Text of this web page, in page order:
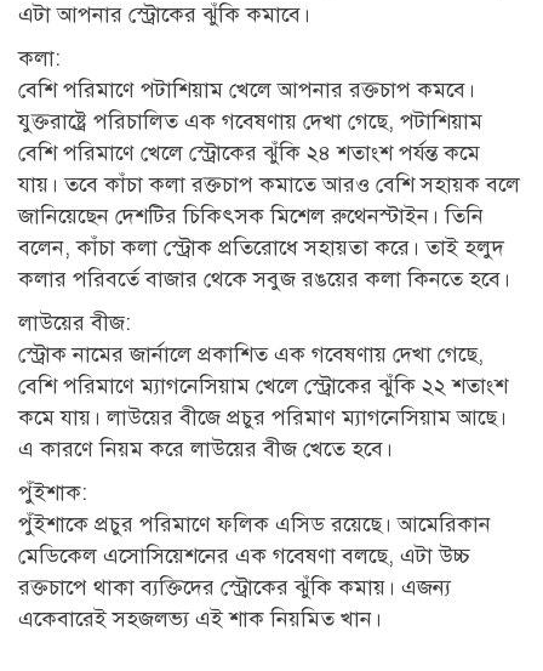
এটা আপনার স্ট্রোকের ঝুঁকি কমাবে।
কলা:
বেশি পরিমাণে পটাশিয়াম খেলে আপনার রক্তচাপ কমবে।
যুক্তরাষ্ট্রে পরিচালিত এক গবেষণায় দেখা গেছে, পটাশিয়াম
বেশি পরিমাণে খেলে স্ট্রোকের ঝুঁকি ২৪ শতাংশ পর্যন্ত কমে
যায়। তবে কাঁচা কলা রক্তচাপ কমাতে আরও বেশি সহায়ক বলে
জানিয়েছেন দেশটির চিকিৎসক মিশেল রুথেনস্টাইন। তিনি
বলেন, কাঁচা কলা স্ট্রোক প্রতিরোধে সহায়তা করে। তাই হলুদ
কলার পরিবর্তে বাজার থেকে সবুজ রঙয়ের কলা কিনতে হবে।
লাউয়ের বীজ:
স্ট্রোক নামের জার্নালে প্রকাশিত এক গবেষণায় দেখা গেছে,
বেশি পরিমাণে ম্যাগনেসিয়াম খেলে স্ট্রোকের ঝুঁকি ২২ শতাংশ
কমে যায়। লাউয়ের বীজে প্রচুর পরিমাণ ম্যাগনেসিয়াম আছে।
এ কারণে নিয়ম করে লাউয়ের বীজ খেতে হবে।
পুঁইশাক:
পুঁইশাকে প্রচুর পরিমাণে ফলিক এসিড রয়েছে। আমেরিকান
মেডিকেল এসোসিয়েশনের এক গবেষণা বলছে, এটা উচ্চ
রক্তচাপে থাকা ব্যক্তিদের স্ট্রোকের ঝুঁকি কমায়। এজন্য
একেবারেই সহজলভ্য এই শাক নিয়মিত খান।